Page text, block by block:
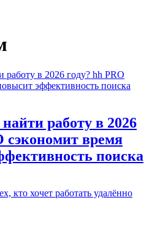
работу в 2026
сэкономит время
поиска